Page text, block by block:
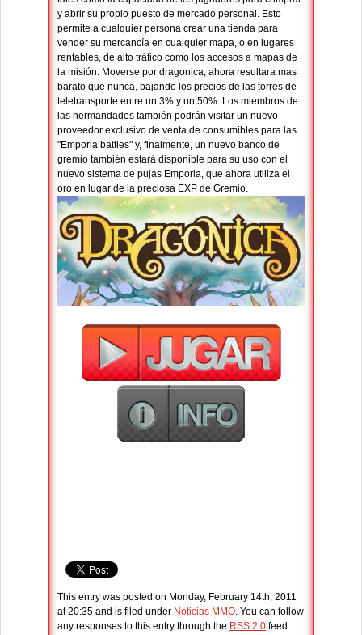
y abrir su propio puesto de mercado personal. Esto
permite a cualquier persona crear una tienda para
vender su mercancía en cualquier mapa, o en lugares
rentables, de alto tráfico como los accesos a mapas de
la misión. Moverse por dragonica, ahora resultara mas
barato que nunca, bajando los precios de las torres de
teletransporte entre un 3% y un 50%. Los miembros de
las hermandades también podrán visitar un nuevo
proveedor exclusivo de venta de consumibles para las
"Emporia battles" y, finalmente, un nuevo banco de
gremio también estará disponible para su uso con el
nuevo sistema de pujas Emporia, que ahora utiliza el
oro en lugar de la preciosa EXP de Gremio.
This entry was posted on Monday, February 14th, 2011
at 20:35 and is filed under Noticias MMO. You can follow
any responses to this entry through the RSS 2.0 feed.